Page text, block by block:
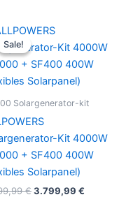
Sale!
Sale!
Solargenerator-kit
Kit 4000W
+ SF400 400W
Solarpanel)
€Original
3.799,99 €